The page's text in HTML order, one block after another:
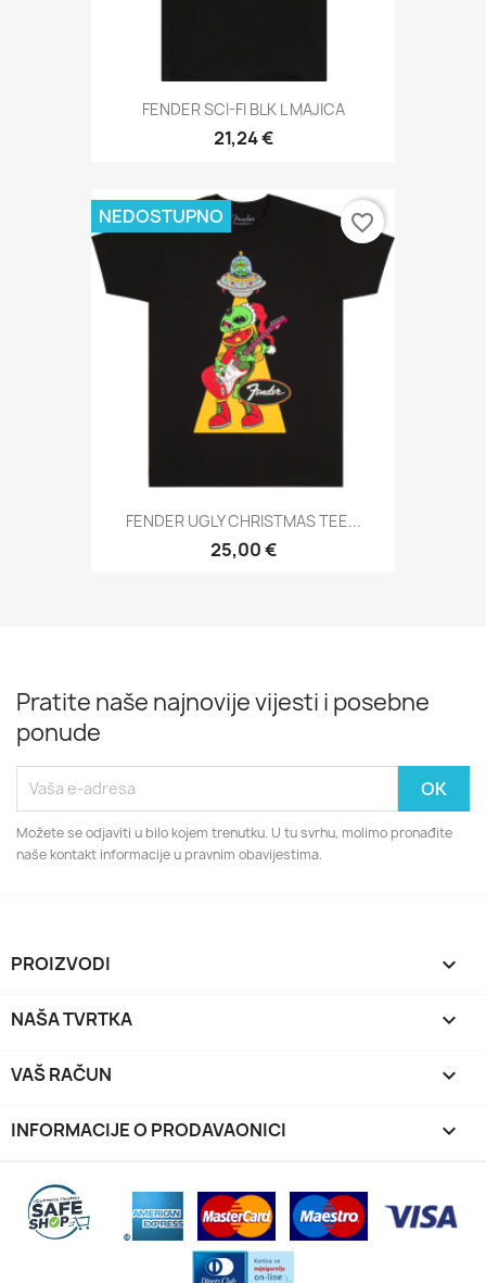
FENDER SCI-FI BLK L MAJICA
21,24 €
FENDER UGLY CHRISTMAS TEE...
25,00 €
NEDOSTUPNO favorite_border
Pratite naše najnovije vijesti i posebne
ponude
Možete se odjaviti u bilo kojem trenutku. U tu svrhu, molimo pronađite
naše kontakt informacije u pravnim obavijestima.
PROIZVODI 
NAŠA TVRTKA 
VAŠ RAČUN 
INFORMACIJE O PRODAVAONICI keyboard_arrow_down